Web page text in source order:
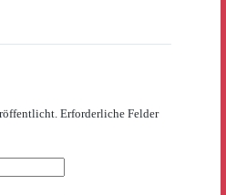
Erforderliche Felder